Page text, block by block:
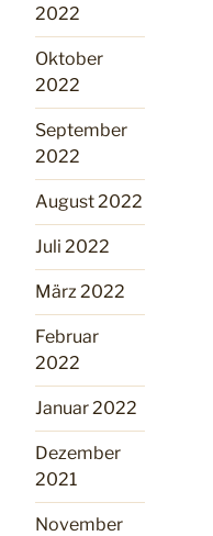
2022
Oktober
2022
September
2022
August 2022
Juli 2022
März 2022
Februar
2022
Januar 2022
Dezember
2021
November